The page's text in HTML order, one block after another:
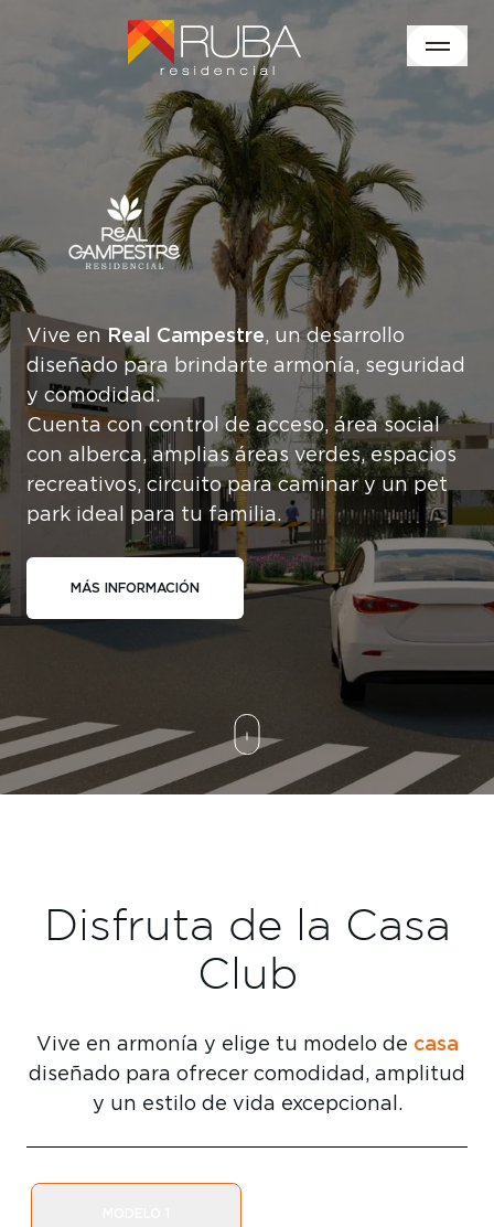
Vive enReal Campestre, un desarrollo
diseñado para brindarte armonía, seguridad
y comodidad.
Cuenta con control de acceso, área social
con alberca, amplias áreas verdes, espacios
recreativos, circuito para caminar y un pet
park ideal para tu familia.
MÁS INFORMACIÓN
Disfruta de la Casa
Club
Vive en armonía y elige tu modelo de casa
diseñado para ofrecer comodidad, amplitud
y un estilo de vida excepcional.